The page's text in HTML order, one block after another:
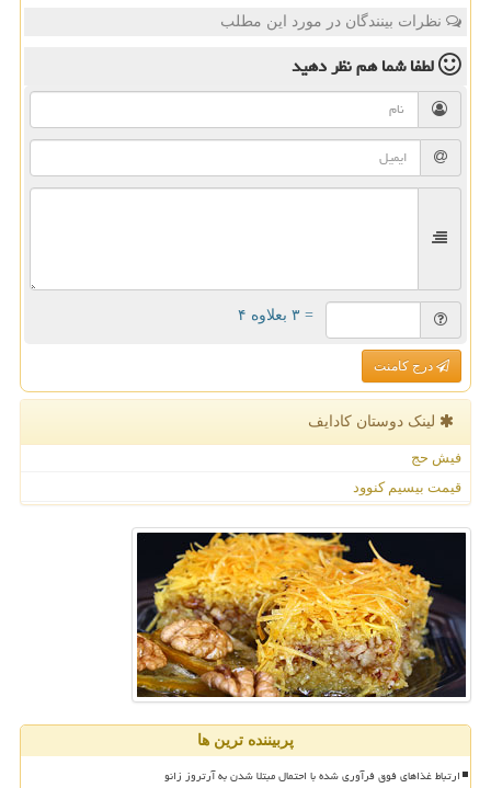
نظرات بینندگان در مورد این مطلب
لطفا شما همنظر دهید
= ۳ بعلاوه ۴
درج کامنت
لینک دوستان كادایف
فیش حج
قیمت بیسیم کنوود
پربیننده ترین ها
ارتباط غذاهای فوق فرآوری شده با احتمال مبتلا شدن به آرتروز زانو